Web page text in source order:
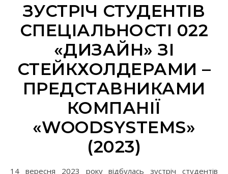
ЗУСТРІЧ СТУДЕНТІВ
СПЕЦІАЛЬНОСТІ 022
«ДИЗАЙН» ЗІ
СТЕЙКХОЛДЕРАМИ –
ПРЕДСТАВНИКАМИ
КОМПАНІЇ
«WOODSYSTEMS»
(2023)
14 вересня 2023 року відбулась зустріч студентів